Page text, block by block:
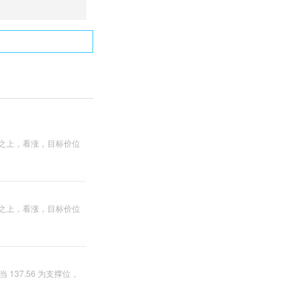
看涨，目标价位
看涨，目标价位
为支撑位，